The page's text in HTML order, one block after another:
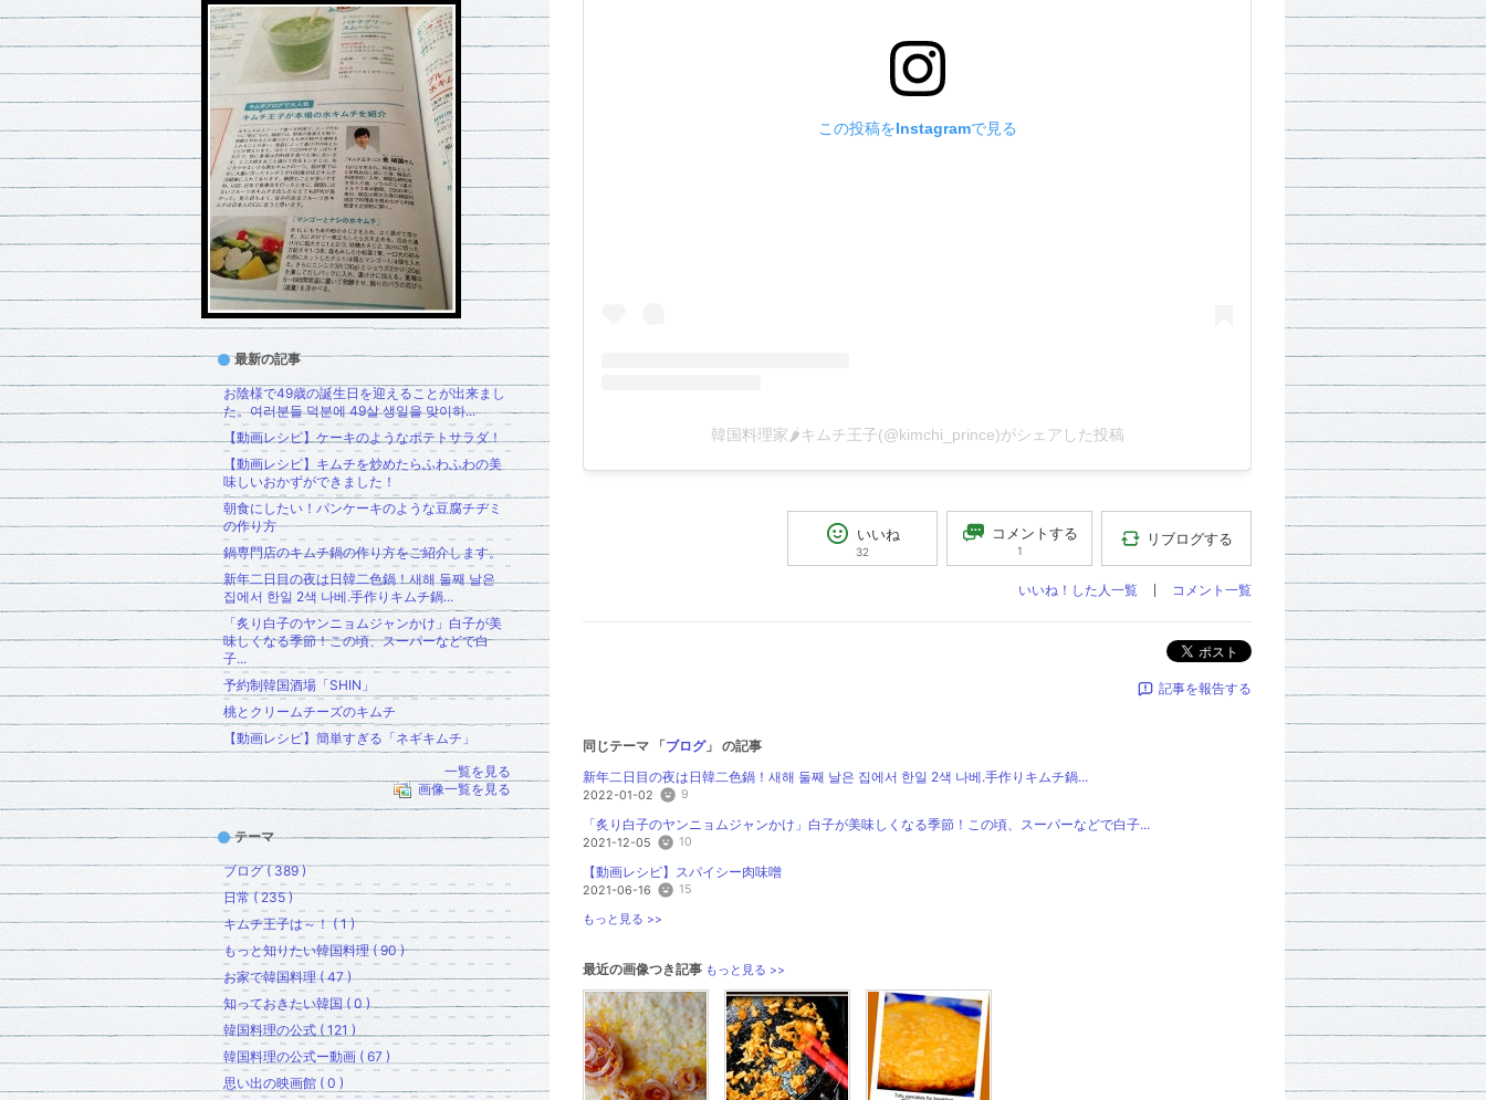
この投稿をInstagramで見る
韓国料理家🌶キムチ王子(@kimchi_prince)がシェアした投稿
いいね
32
コメントする
1
リブログする
いいね！した人一覧 コメント一覧
ポスト
記事を報告する
同じテーマ 「ブログ」 の記事
新年二日目の夜は日韓二色鍋！새해 둘째 날은 집에서 한일 2색 나베.手作りキムチ鍋...
2022-01-02 9
「炙り白子のヤンニョムジャンかけ」白子が美味しくなる季節！この頃、スーパーなどで白子...
2021-12-05 10
【動画レシピ】スパイシー肉味噌
2021-06-16 15
もっと見る >>
最近の画像つき記事 もっと見る >>
最新の記事
お陰様で49歳の誕生日を迎えることが出来まし
た。여러분들 덕분에 49살 생일을 맞이하...
【動画レシピ】ケーキのようなポテトサラダ！
【動画レシピ】キムチを炒めたらふわふわの美
味しいおかずができました！
朝食にしたい！パンケーキのような豆腐チヂミ
の作り方
鍋専門店のキムチ鍋の作り方をご紹介します。
新年二日目の夜は日韓二色鍋！새해 둘째 날은
집에서 한일 2색 나베.手作りキムチ鍋...
「炙り白子のヤンニョムジャンかけ」白子が美
味しくなる季節！この頃、スーパーなどで白
子...
予約制韓国酒場「SHIN」
桃とクリームチーズのキムチ
【動画レシピ】簡単すぎる「ネギキムチ」
一覧を見る
画像一覧を見る
テーマ
ブログ ( 389 )
日常 ( 235 )
キムチ王子は～！ ( 1 )
もっと知りたい韓国料理 ( 90 )
お家で韓国料理 ( 47 )
知っておきたい韓国 ( 0 )
韓国料理の公式 ( 121 )
韓国料理の公式ー動画 ( 67 )
思い出の映画館 ( 0 )